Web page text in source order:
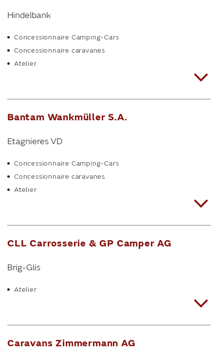
Hindelbank
Concessionnaire Camping-Cars
Concessionnaire caravanes
Atelier
Bantam Wankmüller S.A.
Etagnieres VD
Concessionnaire Camping-Cars
Concessionnaire caravanes
Atelier
CLL Carrosserie & GP Camper AG
Brig-Glis
Atelier
Caravans Zimmermann AG